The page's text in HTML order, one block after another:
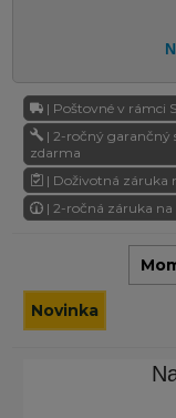
| Poštovné v rámci
| 2-ročný garančný
zdarma
| Doživotná záruka
| 2-ročná záruka
Novinka